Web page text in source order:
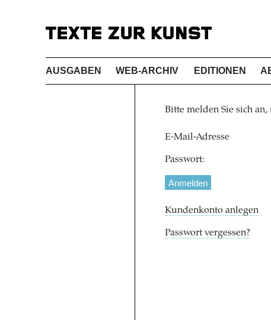
AUSGABEN WEB-ARCHIV EDITIONEN
Bitte melden Sie sich
E-Mail-Adresse
Passwort:
Kundenkonto anlegen
Passwort vergessen?